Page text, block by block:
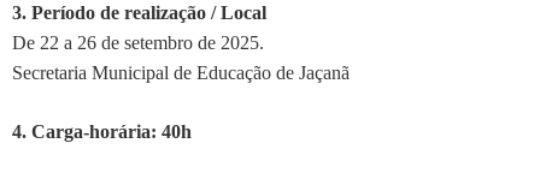
3. Período de realização / Local
De 22 a 26 de setembro de 2025.
Secretaria Municipal de Educação de Jaçanã
4. Carga-horária: 40h